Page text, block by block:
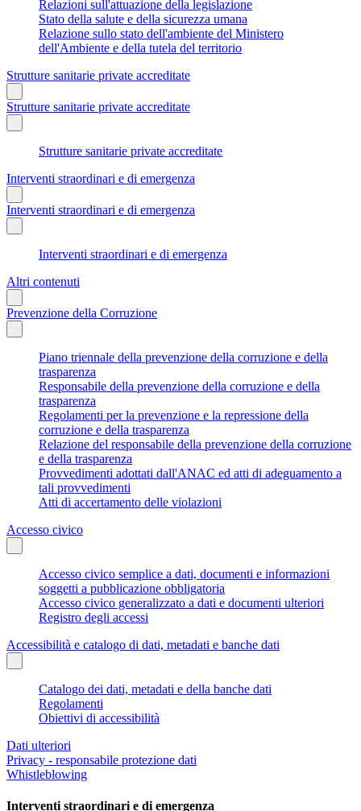
Relazioni sull'attuazione della legislazione
Stato della salute e della sicurezza umana
Relazione sullo stato dell'ambiente del Ministero
dell'Ambiente e della tutela del territorio
Strutture sanitarie private accreditate
Strutture sanitarie private accreditate
Strutture sanitarie private accreditate
Interventi straordinari e di emergenza
Interventi straordinari e di emergenza
Interventi straordinari e di emergenza
Altri contenuti
Prevenzione della Corruzione
Piano triennale della prevenzione della corruzione e della
trasparenza
Responsabile della prevenzione della corruzione e della
trasparenza
Regolamenti per la prevenzione e la repressione della
corruzione e della trasparenza
Relazione del responsabile della prevenzione della corruzione
e della trasparenza
Provvedimenti adottati dall'ANAC ed atti di adeguamento a
tali provvedimenti
Atti di accertamento delle violazioni
Accesso civico
Accesso civico semplice a dati, documenti e informazioni
soggetti a pubblicazione obbligatoria
Accesso civico generalizzato a dati e documenti ulteriori
Registro degli accessi
Accessibilità e catalogo di dati, metadati e banche dati
Catalogo dei dati, metadati e della banche dati
Regolamenti
Obiettivi di accessibilità
Dati ulteriori
Privacy - responsabile protezione dati
Whistleblowing
Interventi straordinari e di emergenza